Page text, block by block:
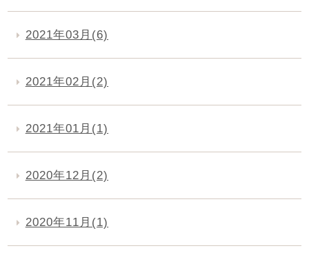
2021年03月(6)
2021年02月(2)
2021年01月(1)
2020年12月(2)
2020年11月(1)